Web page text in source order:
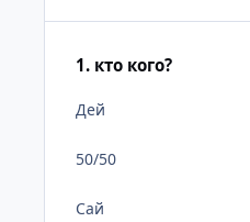
1. кто кого?
Дей
50/50
Сай